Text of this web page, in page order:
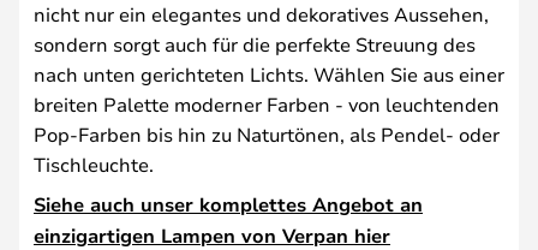
nicht nur ein elegantes und dekoratives Aussehen,
sondern sorgt auch für die perfekte Streuung des
nach unten gerichteten Lichts. Wählen Sie aus einer
breiten Palette moderner Farben - von leuchtenden
Pop-Farben bis hin zu Naturtönen, als Pendel- oder
Tischleuchte.
Siehe auch unser komplettes Angebot an
einzigartigen Lampen von Verpan hier